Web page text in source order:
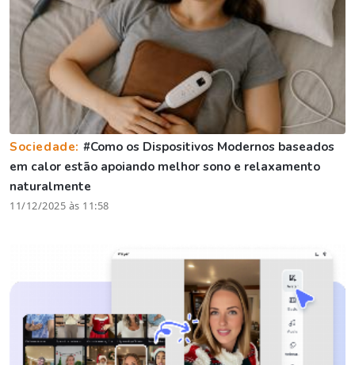
Sociedade: #Como os Dispositivos Modernos baseados
em calor estão apoiando melhor sono e relaxamento
naturalmente
11/12/2025 às 11:58